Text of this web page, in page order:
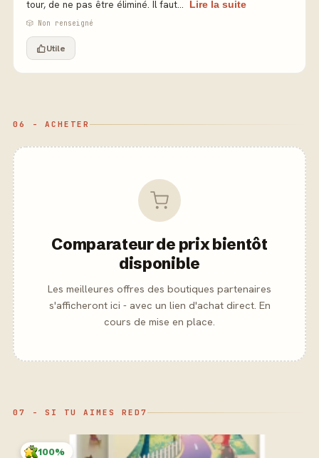
tour, de ne pas être éliminé. Il faut...
Lire la suite
🎲 Non renseigné
Utile
06 - ACHETER
Comparateur de prix bientôt
disponible
Les meilleures offres des boutiques partenaires
s'afficheront ici - avec un lien d'achat direct. En
cours de mise en place.
07 - SI TU AIMES RED7
100%